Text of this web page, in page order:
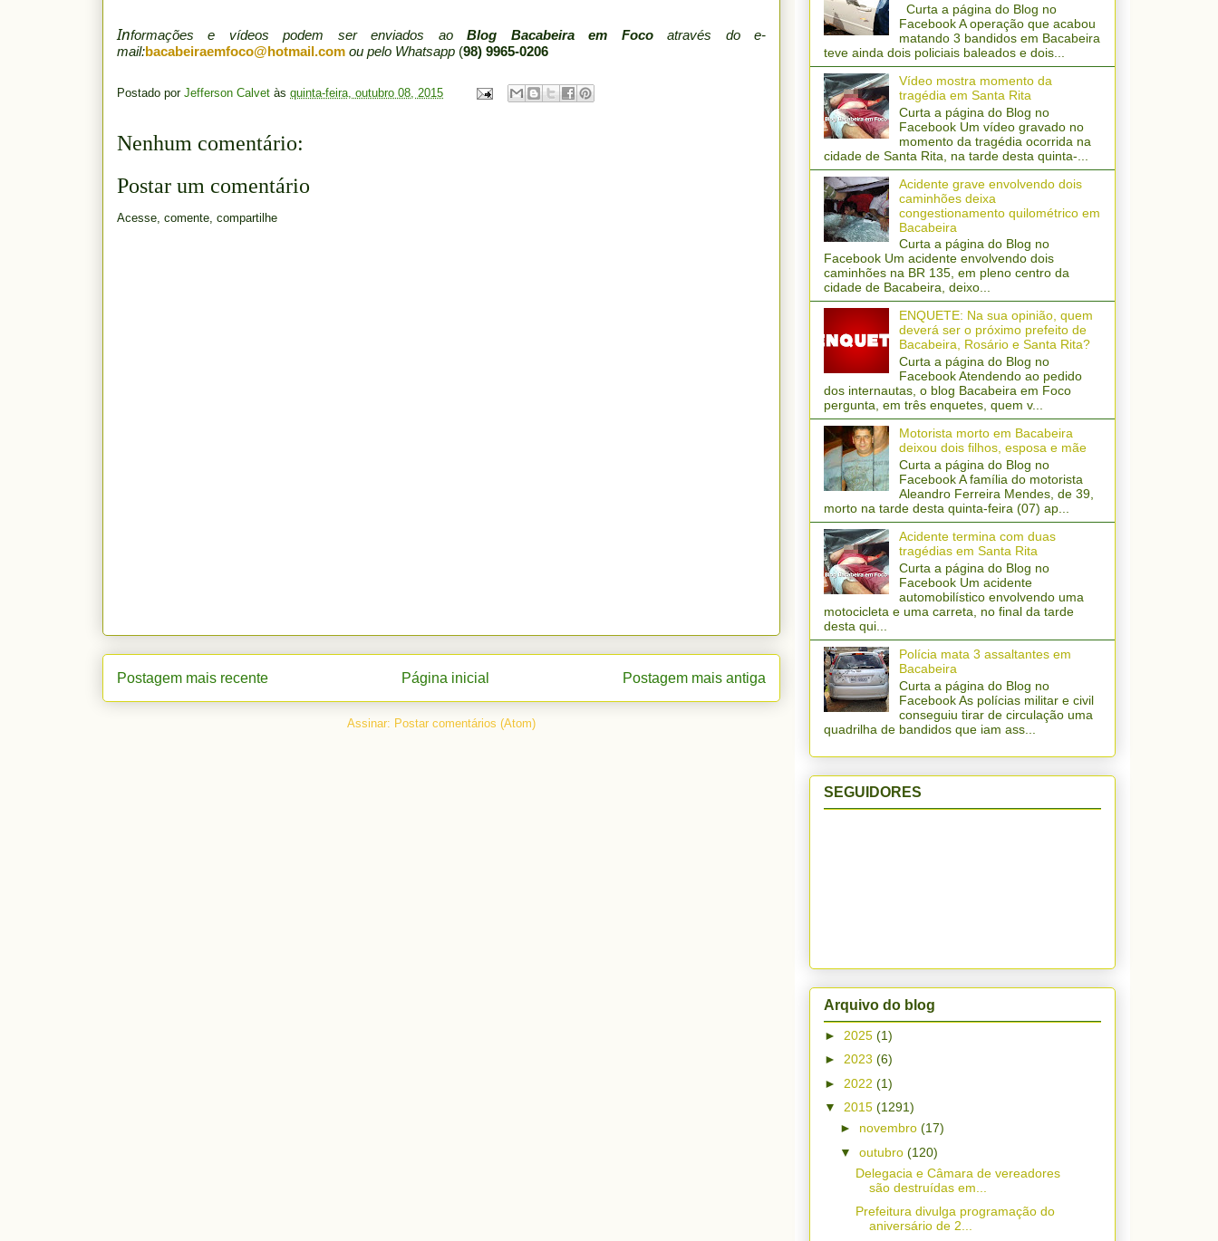
Informações e vídeos podem ser enviados aoBlog Bacabeira em Focoatravés do e-
mail:bacabeiraemfoco@hotmail.com ou pelo Whatsapp (98) 9965-0206
Postado por Jefferson Calvet às quinta-feira, outubro 08, 2015
Nenhum comentário:
Postar um comentário
Acesse, comente, compartilhe
Postagem mais recente Postagem mais antiga
Página inicial
Assinar: Postar comentários (Atom)
Curta a página do Blog no
Facebook A operação que acabou
matando 3 bandidos em Bacabeira
teve ainda dois policiais baleados e dois...
Vídeo mostra momento da
tragédia em Santa Rita
Curta a página do Blog no
Facebook Um vídeo gravado no
momento da tragédia ocorrida na
cidade de Santa Rita, na tarde desta quinta-...
Acidente grave envolvendo dois
caminhões deixa
congestionamento quilométrico em
Bacabeira
Curta a página do Blog no
Facebook Um acidente envolvendo dois
caminhões na BR 135, em pleno centro da
cidade de Bacabeira, deixo...
ENQUETE: Na sua opinião, quem
deverá ser o próximo prefeito de
Bacabeira, Rosário e Santa Rita?
Curta a página do Blog no
Facebook Atendendo ao pedido
dos internautas, o blog Bacabeira em Foco
pergunta, em três enquetes, quem v...
Motorista morto em Bacabeira
deixou dois filhos, esposa e mãe
Curta a página do Blog no
Facebook A família do motorista
Aleandro Ferreira Mendes, de 39,
morto na tarde desta quinta-feira (07) ap...
Acidente termina com duas
tragédias em Santa Rita
Curta a página do Blog no
Facebook Um acidente
automobilístico envolvendo uma
motocicleta e uma carreta, no final da tarde
desta qui...
Polícia mata 3 assaltantes em
Bacabeira
Curta a página do Blog no
Facebook As polícias militar e civil
conseguiu tirar de circulação uma
quadrilha de bandidos que iam ass...
SEGUIDORES
Arquivo do blog
► 2025 (1)
► 2023 (6)
► 2022 (1)
▼ 2015 (1291)
► novembro (17)
▼ outubro (120)
Delegacia e Câmara de vereadores
são destruídas em...
Prefeitura divulga programação do
aniversário de 2...